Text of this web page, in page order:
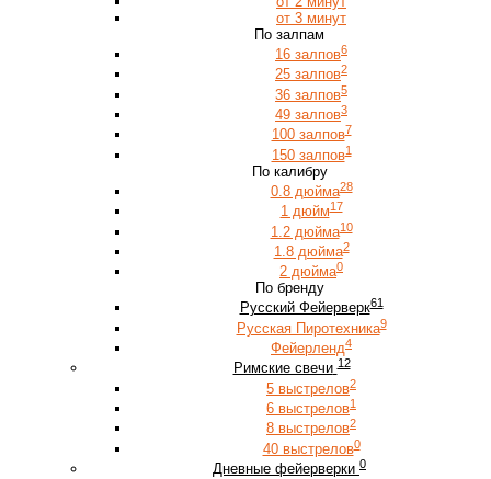
от 3 минут
По залпам
16 залпов6
25 залпов2
36 залпов5
49 залпов3
100 залпов7
150 залпов1
По калибру
0.8 дюйма28
1 дюйм17
1.2 дюйма10
1.8 дюйма2
2 дюйма0
По бренду
Русский Фейерверк61
Русская Пиротехника9
Фейерленд4
Римские свечи 12
5 выстрелов2
6 выстрелов1
8 выстрелов2
40 выстрелов0
Дневные фейерверки 0